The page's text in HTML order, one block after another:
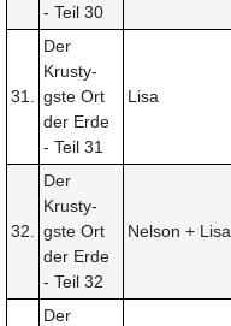
- Teil 30
31.
Der
Krusty-
gste Ort
der Erde
- Teil 31
Lisa
32.
Der
Krusty-
gste Ort
der Erde
- Teil 32
Nelson + Lisa
Der